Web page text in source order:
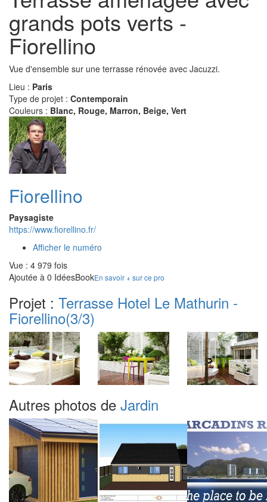
grands pots verts -
Fiorellino
Vue d'ensemble sur une terrasse rénovée avec Jacuzzi.
Lieu : Paris
Type de projet : Contemporain
Couleurs : Blanc, Rouge, Marron, Beige, Vert
Fiorellino
Paysagiste
https://www.fiorellino.fr/
Afficher le numéro
Vue : 4 979 fois
Ajoutée à 0 IdéesBookEn savoir + sur ce pro
Projet : Terrasse Hotel Le Mathurin -
Fiorellino(3/3)
Autres photos de Jardin